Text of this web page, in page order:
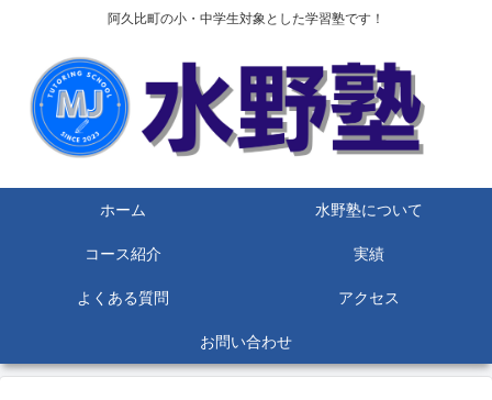
阿久比町の小・中学生対象とした学習塾です！
ホーム 水野塾について
コース紹介 実績
よくある質問 アクセス
お問い合わせ